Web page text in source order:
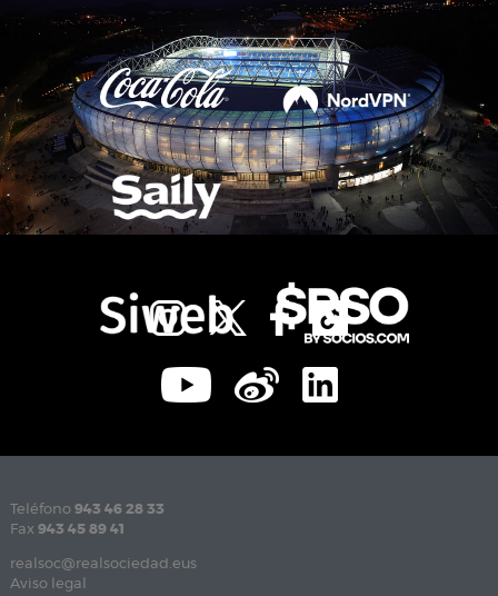
Teléfono 943 46 28 33
Fax 943 45 89 41
realsoc@realsociedad.eus
Aviso legal